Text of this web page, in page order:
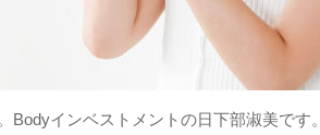
Bodyインベストメントの日下部淑美です。